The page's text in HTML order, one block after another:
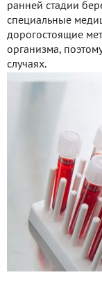
ранней стадии
специальные
дорогостоящие
организма,
случаях.